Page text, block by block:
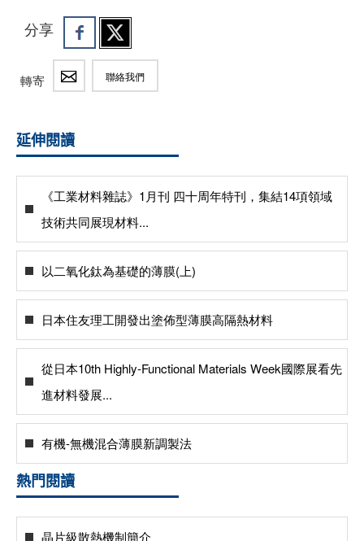
分享
轉寄 聯絡我們
延伸閱讀
《工業材料雜誌》1月刊 四十周年特刊，集結14項領域
技術共同展現材料...
以二氧化鈦為基礎的薄膜(上)
日本住友理工開發出塗佈型薄膜高隔熱材料
從日本10th Highly-Functional Materials Week國際展看先
進材料發展...
有機-無機混合薄膜新調製法
熱門閱讀
晶片級散熱機制簡介